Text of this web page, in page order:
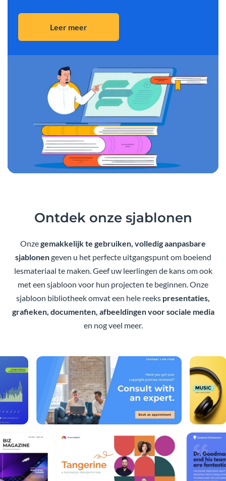
Leer meer
Ontdek onze sjablonen
Onzegemakkelijk te gebruiken, volledig aanpasbare
sjablonengeven u het perfecte uitgangspunt om boeiend
lesmateriaal te maken. Geef uw leerlingen de kans om ook
met een sjabloon voor hun projecten te beginnen. Onze
sjabloon bibliotheek omvat een hele reeks presentaties,
grafieken, documenten, afbeeldingen voor sociale media
en nog veel meer.